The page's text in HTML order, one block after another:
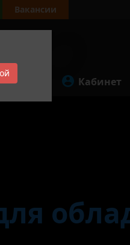
Вакансии
Кабинет